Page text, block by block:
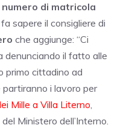
numero di matricola
fa sapere il consigliere di
che aggiunge: “Ci
denunciando il fatto alle
primo cittadino ad
i lavoro per
Mille a Villa Literno,
Ministero dell’Interno.